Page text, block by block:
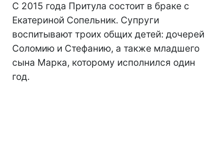
С 2015 года Притула состоит в браке с
Екатериной Сопельник. Супруги
воспитывают троих общих детей: дочерей
Соломию и Стефанию, а также младшего
сына Марка, которому исполнился один
год.